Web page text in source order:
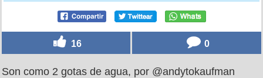
16 0
Son como 2 gotas de agua, por @andytokaufman